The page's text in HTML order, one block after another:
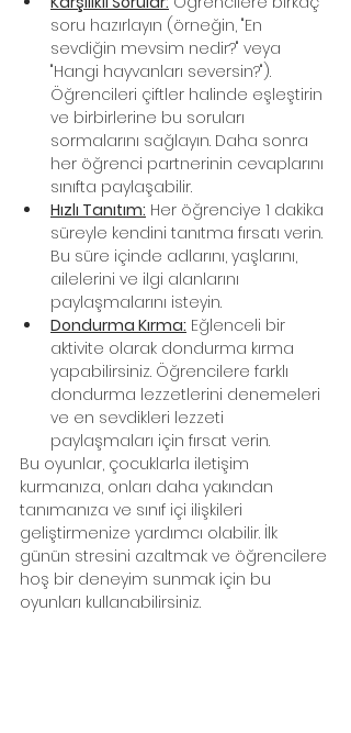
soru hazırlayın (örneğin, "En
sevdiğin mevsim nedir?" veya
"Hangi hayvanları seversin?").
Öğrencileri çiftler halinde eşleştirin
ve birbirlerine bu soruları
sormalarını sağlayın. Daha sonra
her öğrenci partnerinin cevaplarını
sınıfta paylaşabilir.
Hızlı Tanıtım: Her öğrenciye 1 dakika
süreyle kendini tanıtma fırsatı verin.
Bu süre içinde adlarını, yaşlarını,
ailelerini ve ilgi alanlarını
paylaşmalarını isteyin.
Dondurma Kırma: Eğlenceli bir
aktivite olarak dondurma kırma
yapabilirsiniz. Öğrencilere farklı
dondurma lezzetlerini denemeleri
ve en sevdikleri lezzeti
paylaşmaları için fırsat verin.
Bu oyunlar, çocuklarla iletişim
kurmanıza, onları daha yakından
tanımanıza ve sınıf içi ilişkileri
geliştirmenize yardımcı olabilir. İlk
günün stresini azaltmak ve öğrencilere
hoş bir deneyim sunmak için bu
oyunları kullanabilirsiniz.